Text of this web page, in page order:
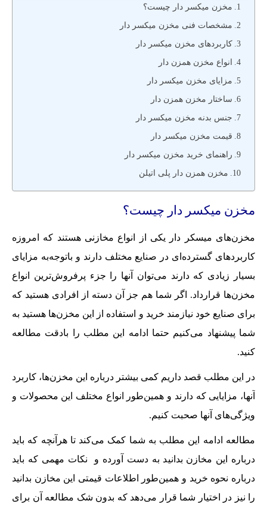
مخزن میکسر دار چیست؟
مشخصات فنی مخزن میکسر دار
کاربردهای مخزن میکسر دار
انواع مخزن همزن دار
مزایای مخزن میکسر دار
ساختار مخزن همزن دار
جنس بدنه مخزن میکسر دار
قیمت مخزن میکسر دار
راهنمای خرید مخزن میکسر دار
مخزن همزن دار پلی اتیلن
مخزن میکسر دار چیست؟
مخزن‌های میسکر دار یکی از انواع مخازنی هستند که امروزه
کاربردهای گسترده‌ای در صنایع مختلف دارند و باتوجه‌به مزایای
بسیار زیادی که دارند می‌توان آنها را جزء پرفروش‌ترین انواع
مخزن‌ها قرارداد. اگر شما هم جز آن دسته از افرادی هستید که
برای صنایع خود نیازمند خرید و استفاده از این مخزن‌ها هستید به
شما پیشنهاد می‌کنیم حتما ادامه این مطلب را بادقت مطالعه
کنید.
در این مطلب قصد داریم کمی بیشتر درباره این مخزن‌ها، کاربرد
آنها، مزایایی که دارند و همین‌طور انواع مختلف این محصولات و
ویژگی‌های آنها صحبت کنیم.
مطالعه ادامه این مطلب به شما کمک می‌کند تا هرآنچه که باید
درباره این مخازن بدانید به دست آورده و نکات مهمی که باید
درباره نحوه خرید و همین‌طور اطلاعات قیمتی این مخازن بدانید
را نیز در اختیار شما قرار می‌دهد که بدون شک مطالعه آن برای